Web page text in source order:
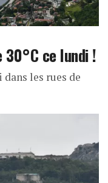
ce lundi !
les rues de